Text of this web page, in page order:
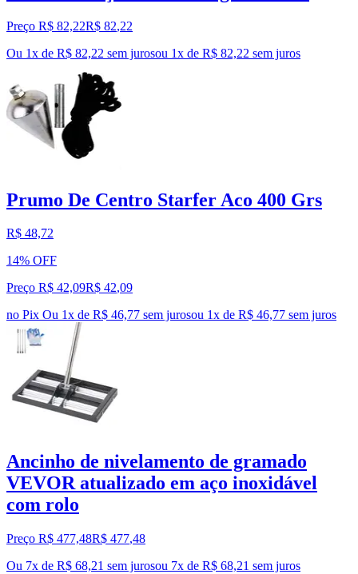
Preço R$ 82,22R$ 82,22
Ou 1x de R$ 82,22 sem jurosou 1x de R$ 82,22 sem juros
Prumo De Centro Starfer Aco 400 Grs
R$ 48,72
14% OFF
Preço R$ 42,09R$ 42,09
no Pix Ou 1x de R$ 46,77 sem jurosou 1x de R$ 46,77 sem juros
Ancinho de nivelamento de gramado
VEVOR atualizado em aço inoxidável
com rolo
Preço R$ 477,48R$ 477,48
Ou 7x de R$ 68,21 sem jurosou 7x de R$ 68,21 sem juros